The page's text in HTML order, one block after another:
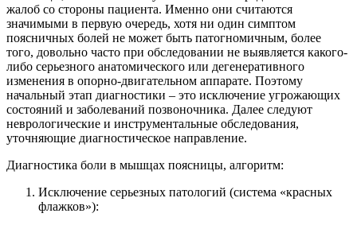
жалоб со стороны пациента. Именно они считаются
значимыми в первую очередь, хотя ни один симптом
поясничных болей не может быть патогномичным, более
того, довольно часто при обследовании не выявляется какого-
либо серьезного анатомического или дегенеративного
изменения в опорно-двигательном аппарате. Поэтому
начальный этап диагностики – это исключение угрожающих
состояний и заболеваний позвоночника. Далее следуют
неврологические и инструментальные обследования,
уточняющие диагностическое направление.
Диагностика боли в мышцах поясницы, алгоритм:
Исключение серьезных патологий (система «красных
флажков»):